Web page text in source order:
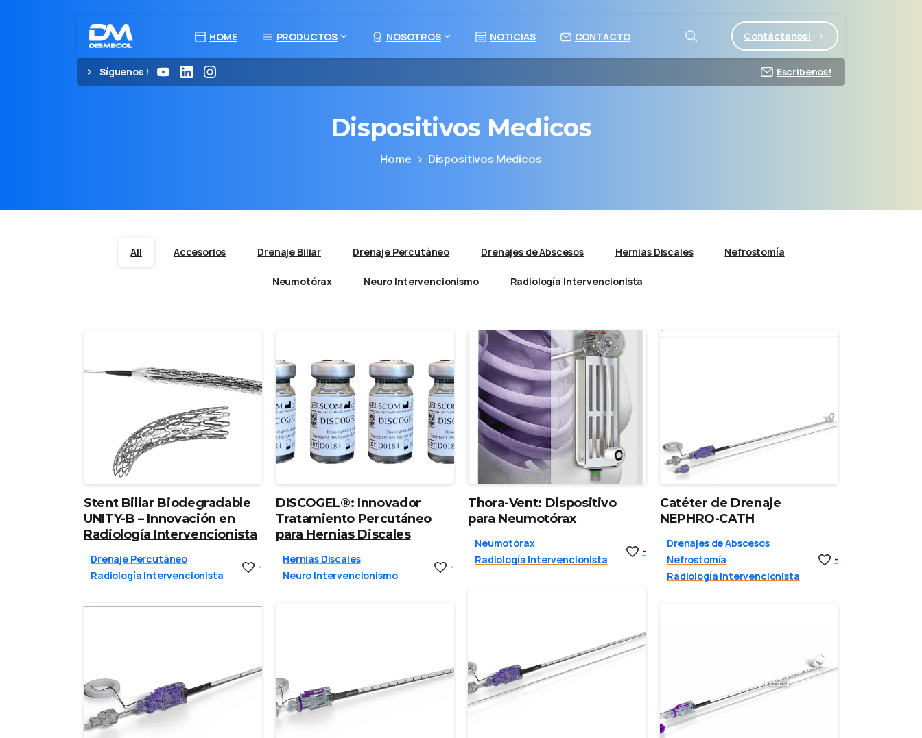
HOME PRODUCTOS NOSOTROS NOTICIAS CONTACTO Contáctanos!
Síguenos ! Escribenos!
Dispositivos Medicos
Home Dispositivos Medicos
All Accesorios Drenaje Biliar Drenaje Percutáneo Drenajes de Abscesos Hernias Discales Nefrostomía
Neumotórax Neuro Intervencionismo Radiología Intervencionista
Stent Biliar Biodegradable
UNITY-B – Innovación en
Radiología Intervencionista
Drenaje Percutáneo
Radiología Intervencionista
-
DISCOGEL®: Innovador
Tratamiento Percutáneo
para Hernias Discales
Hernias Discales
Neuro Intervencionismo
-
Thora-Vent: Dispositivo
para Neumotórax
Neumotórax
Radiología Intervencionista
-
Catéter de Drenaje
NEPHRO-CATH
Drenajes de Abscesos
Nefrostomía
Radiología Intervencionista
-